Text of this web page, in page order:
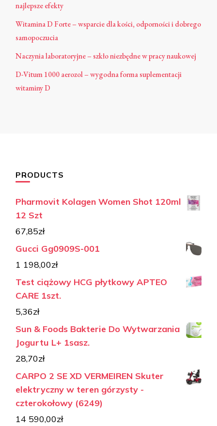
najlepsze efekty
Witamina D Forte – wsparcie dla kości, odporności i dobrego
samopoczucia
Naczynia laboratoryjne – szkło niezbędne w pracy naukowej
D-Vitum 1000 aerozol – wygodna forma suplementacji
witaminy D
PRODUCTS
Pharmovit Kolagen Women Shot 120ml
12 Szt
67,85zł
Gucci Gg0909S-001
1 198,00zł
Test ciążowy HCG płytkowy APTEO
CARE 1szt.
5,36zł
Sun & Foods Bakterie Do Wytwarzania
Jogurtu L+ 1sasz.
28,70zł
CARPO 2 SE XD VERMEIREN Skuter
elektryczny w teren górzysty -
czterokołowy (6249)
14 590,00zł